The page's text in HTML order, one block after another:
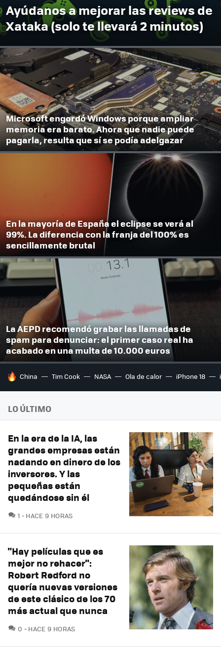
Ayúdanos a mejorar las reviews de
Xataka (solo te llevará 2 minutos)
Microsoft engordó Windows porque ampliar
memoria era barato. Ahora que nadie puede
pagarla, resulta que sí se podía adelgazar
En la mayoría de España el eclipse se verá al
99%. La diferencia con la franja del 100% es
sencillamente brutal
La AEPD recomendó grabar las llamadas de
spam para denunciar: el primer caso real ha
acabado en una multa de 10.000 euros
HOY SE HABLA DE
China Tim Cook NASA Ola de calor iPhone 18
LO ÚLTIMO
En la era de la IA, las
grandes empresas están
nadando en dinero de los
inversores. Y las
pequeñas están
quedándose sin él
1 COMENTARIOS
HACE 9 HORAS
"Hay películas que es
mejor no rehacer":
Robert Redford no
quería nuevas versiones
de este clásico de los 70
más actual que nunca
0 COMENTARIOS
HACE 9 HORAS